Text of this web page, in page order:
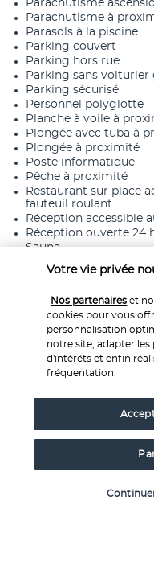
Parachutisme
Parachutisme à
Parasols à la piscine
Parking couvert
Parking hors rue
Parking sans voiturier
Parking sécurisé
Personnel polyglotte
Planche à voile à
Plongée avec tuba à
Plongée à proximité
Poste informatique
Pêche à proximité
Restaurant sur place
fauteuil roulant
Réception accessible
Réception ouverte 24
Sauna
Sentiers de
Service de garde
Services de concierge
Snack bar et/ou
Tennis sur place
Terrasse
Transats de piscine
Voile à proximité
Informations
Votre vie privée
Nos partenaires et
cookies pour vous
personnalisation
notre site, adapter
d'intérêts et enfin
fréquentation.